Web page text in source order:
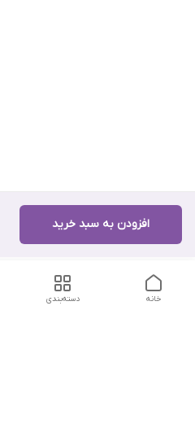
افزودن به سبد خرید
دسته‌بندی خانه